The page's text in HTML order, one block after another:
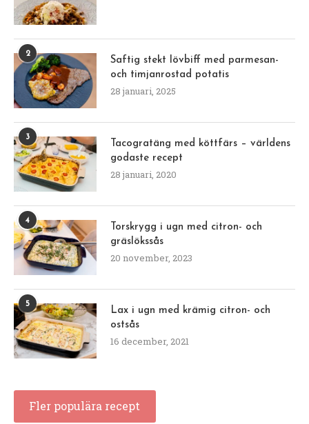
2
Saftig stekt lövbiff med parmesan-
och timjanrostad potatis
28 januari, 2025
3
Tacogratäng med köttfärs – världens
godaste recept
28 januari, 2020
4
Torskrygg i ugn med citron- och
gräslökssås
20 november, 2023
5
Lax i ugn med krämig citron- och
ostsås
16 december, 2021
Fler populära recept